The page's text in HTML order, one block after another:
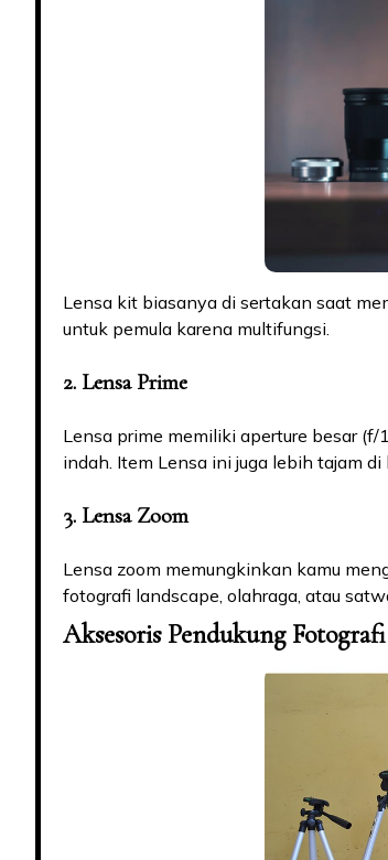
Lensa kit biasanya di sertakan saat
untuk pemula karena multifungsi.
2. Lensa Prime
Lensa prime memiliki aperture besar
indah. Item Lensa ini juga lebih tajam
3. Lensa Zoom
Lensa zoom memungkinkan kamu
fotografi landscape, olahraga, atau
Aksesoris Pendukung Fotografi